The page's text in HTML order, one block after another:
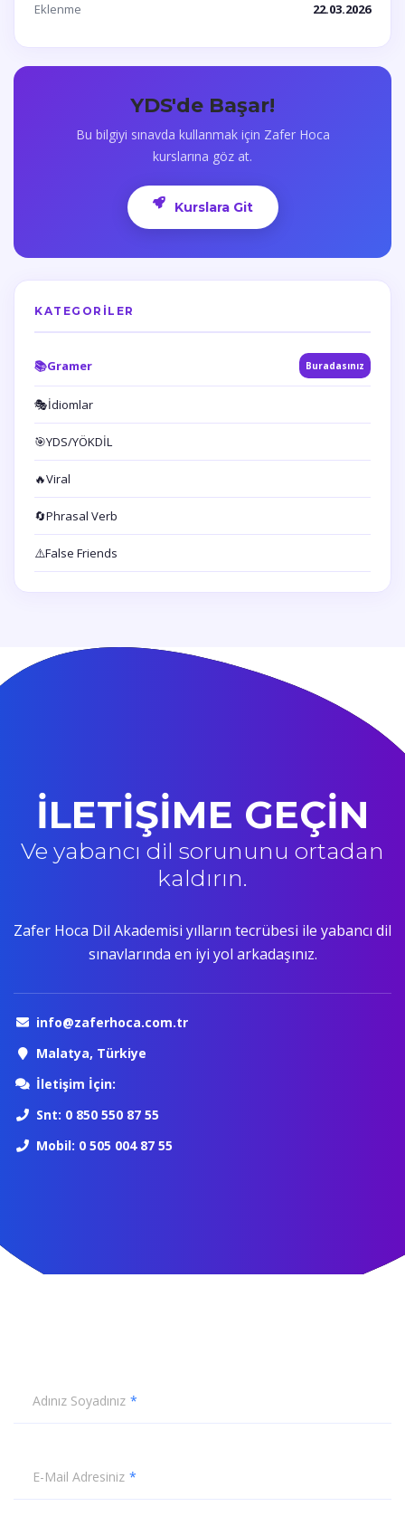
Eklenme 22.03.2026
YDS'de Başar!
Bu bilgiyi sınavda kullanmak için Zafer Hoca
kurslarına göz at.
Kurslara Git
KATEGORILER
📚Gramer Buradasınız
🎭İdiomlar
🎯YDS/YÖKDİL
🔥Viral
🔄Phrasal Verb
⚠️False Friends
İLETİŞİME GEÇİN
Ve yabancı dil sorununu ortadan
kaldırın.
Zafer Hoca Dil Akademisi yılların tecrübesi ile yabancı dil
sınavlarında en iyi yol arkadaşınız.
info@zaferhoca.com.tr
Malatya, Türkiye
İletişim İçin:
Snt: 0 850 550 87 55
Mobil: 0 505 004 87 55
Adınız Soyadınız
E-Mail Adresiniz